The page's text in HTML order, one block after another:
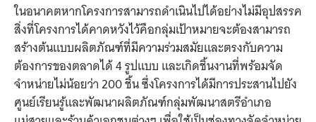
ในอนาคตหากโครงการสามารถดำเนินไปได้อย่างไม่มีอุปสรรค
สิ่งที่โครงการได้คาดหวังไว้คือกลุ่มเป้าหมายจะต้องสามารถ
สร้างต้นแบบผลิตภัณฑ์ที่มีความร่วมสมัยและตรงกับความ
ต้องการของตลาดได้ 4 รูปแบบ และเกิดชิ้นงานที่พร้อมจัด
จำหน่ายไม่น้อยว่า 200 ชิ้น ซึ่งโครงการได้มีการประสานไปยัง
ศูนย์เรียนรู้และพัฒนาผลิตภัณฑ์กลุ่มพัฒนาสตรีอำเภอ